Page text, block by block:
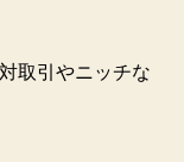
取引やニッチな